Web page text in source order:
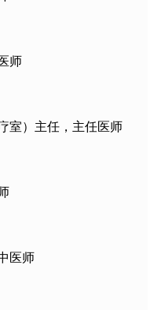
师
室）主任，主任医师
医师